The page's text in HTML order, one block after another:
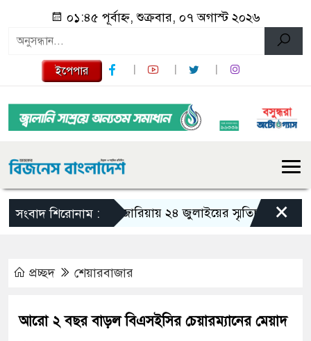
০১:৪৫ পূর্বাহ্ন, শুক্রবার, ০৭ অগাস্ট ২০২৬
ইপেপার
সংবাদ শিরোনাম :গজারিয়ায় ২৪ জুলাইয়ের স্মৃতিচারণ: গুমের
×
প্রচ্ছদ শেয়ারবাজার
আরো ২ বছর বাড়ল বিএসইসির চেয়ারম্যানের মেয়াদ